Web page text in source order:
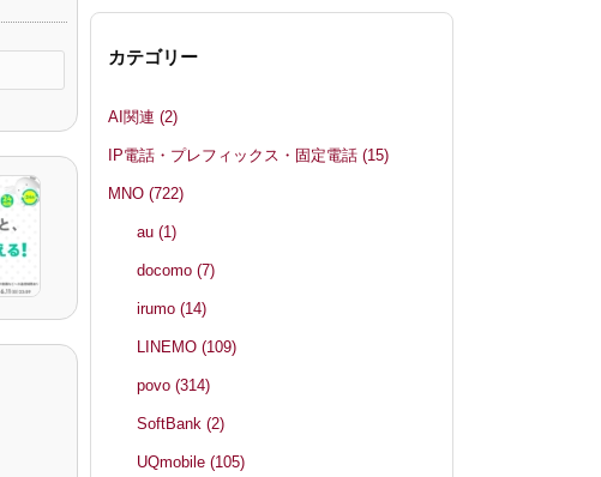
カテゴリー
AI関連 (2)
IP電話・プレフィックス・固定電話 (15)
MNO (722)
au(1)
docomo(7)
irumo(14)
LINEMO(109)
povo(314)
SoftBank(2)
UQmobile(105)